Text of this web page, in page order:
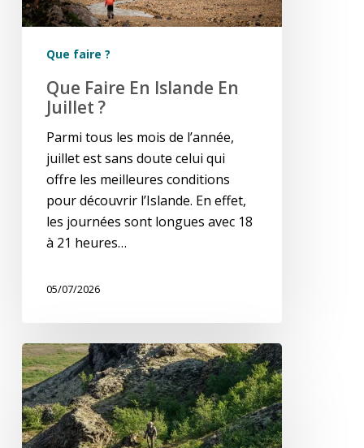
Que faire ?
Que Faire En Islande En
Juillet ?
Parmi tous les mois de l’année,
juillet est sans doute celui qui
offre les meilleures conditions
pour découvrir l’Islande. En effet,
les journées sont longues avec 18
à 21 heures…
05/07/2026
Que
faire
en
Islande
en